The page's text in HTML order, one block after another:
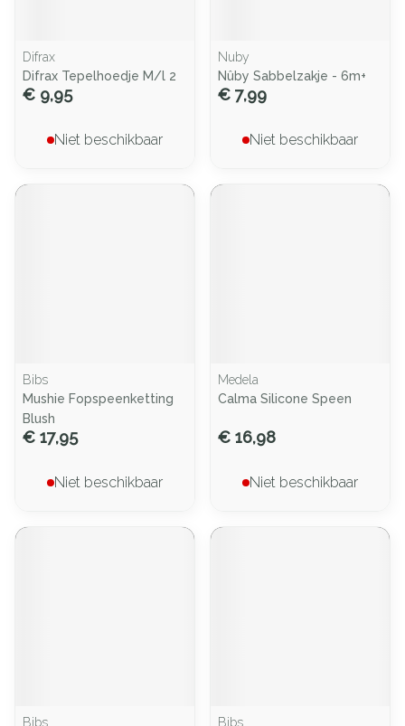
Difrax
Difrax Tepelhoedje M/l 2
€ 9,95
Niet beschikbaar
Nuby
Nûby Sabbelzakje - 6m+
€ 7,99
Niet beschikbaar
Bibs
Mushie Fopspeenketting
Blush
€ 17,95
Niet beschikbaar
Medela
Calma Silicone Speen
€ 16,98
Niet beschikbaar
Bibs
Bibs